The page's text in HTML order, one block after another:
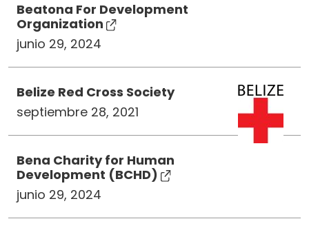
Beatona For Development
Organization
junio 29, 2024
Belize Red Cross Society
septiembre 28, 2021
Bena Charity for Human
Development (BCHD)
junio 29, 2024